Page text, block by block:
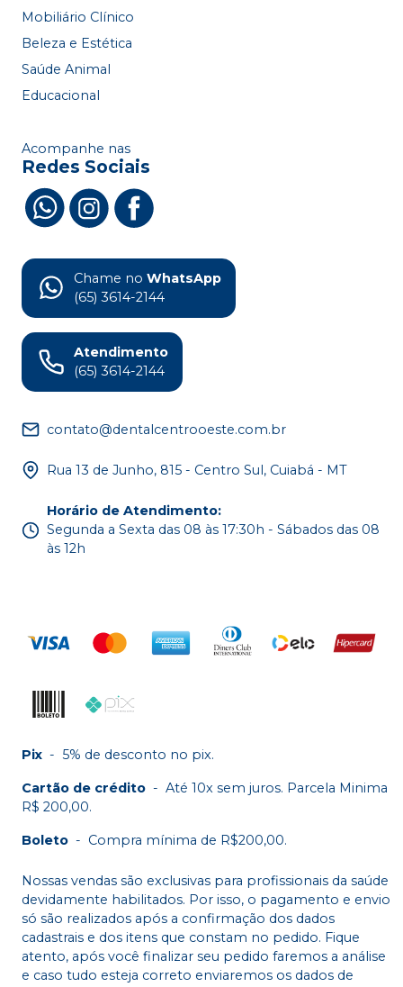
Mobiliário Clínico
Beleza e Estética
Saúde Animal
Educacional
Acompanhe nas
Redes Sociais
Chame no WhatsApp
(65) 3614-2144
Atendimento
(65) 3614-2144
contato@dentalcentrooeste.com.br
Rua 13 de Junho, 815 - Centro Sul, Cuiabá - MT
Horário de Atendimento:
Segunda a Sexta das 08 às 17:30h - Sábados das 08
às 12h
Pix - 5% de desconto no pix.
Cartão de crédito - Até 10x sem juros. Parcela Minima
R$ 200,00.
Boleto - Compra mínima de R$200,00.
Nossas vendas são exclusivas para profissionais da saúde
devidamente habilitados. Por isso, o pagamento e envio
só são realizados após a confirmação dos dados
cadastrais e dos itens que constam no pedido. Fique
atento, após você finalizar seu pedido faremos a análise
e caso tudo esteja correto enviaremos os dados de